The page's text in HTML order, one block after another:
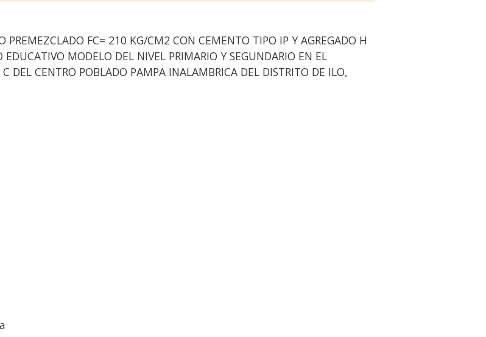
PREMEZCLADO FC= 210 KG/CM2 CON CEMENTO TIPO IP Y AGREGADO H
MODELO DEL NIVEL PRIMARIO Y SEGUNDARIO EN EL
CENTRO POBLADO PAMPA INALAMBRICA DEL DISTRITO DE ILO,